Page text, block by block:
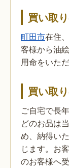
買い取
町田市在住
客様から油
用命をいた
買い取
ご自宅で長
どのお品は
め、納得い
じます。お
のお客様へ